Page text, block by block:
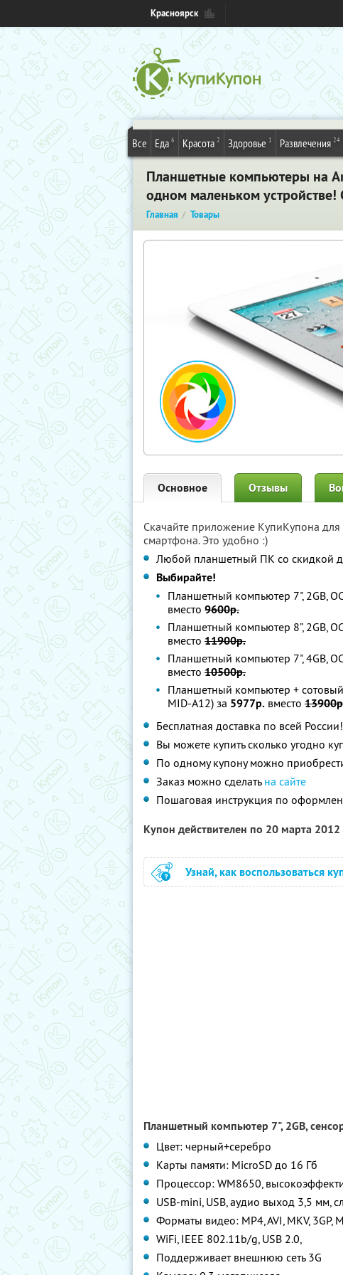
Красноярск
Все Еда 6 Красота 2 Здоровье 1 Развлечения 24
Планшетные компьютеры на
одном маленьком
Главная Товары
Основное Отзывы
Скачайте приложение КупиКупона для
смартфона. Это удобно :)
Любой планшетный ПК со скидкой
Выбирайте!
Планшетный компьютер 7", 2GB,
вместо 9600р.
Планшетный компьютер 8”, 2GB,
вместо 11900р.
Планшетный компьютер 7", 4GB,
вместо 10500р.
Планшетный компьютер + сотовый
MID-A12) за 5977р. вместо
Бесплатная доставка по всей
Вы можете купить сколько угодно
По одному купону можно
Заказ можно сделать на сайте
Пошаговая инструкция по
Купон действителен по 20 марта
Узнай, как воспользоваться
Планшетный компьютер 7", 2GB,
Цвет: черный+серебро
Карты памяти: MicroSD до 16 Гб
Процессор: WM8650,
USB-mini, USB, аудио выход 3,5 мм,
Форматы видео: MP4, AVI, MKV, 3GP,
WiFi, IEEE 802.11b/g, USB 2.0,
Поддерживает внешнюю сеть 3G